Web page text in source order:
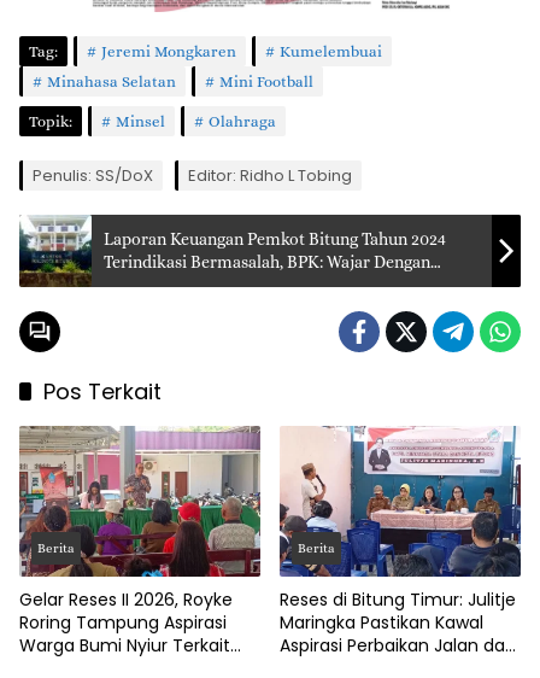
Tag: Jeremi Mongkaren
Kumelembuai
Minahasa Selatan
Mini Football
Topik: Minsel Olahraga
Penulis: SS/DoX Editor: Ridho L Tobing
Laporan Keuangan Pemkot Bitung Tahun 2024
Terindikasi Bermasalah, BPK: Wajar Dengan
Pengecualian (WDP)
Pos Terkait
Berita
Gelar Reses II 2026, Royke
Roring Tampung Aspirasi
Warga Bumi Nyiur Terkait
Berita
Reses di Bitung Timur: Julitje
Maringka Pastikan Kawal
Aspirasi Perbaikan Jalan dan